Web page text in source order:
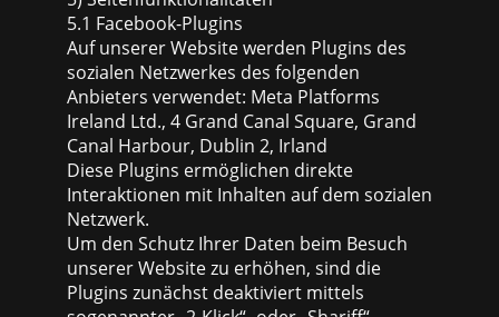
5.1 Facebook-Plugins
Auf unserer Website werden Plugins des
sozialen Netzwerkes des folgenden
Anbieters verwendet: Meta Platforms
Ireland Ltd., 4 Grand Canal Square, Grand
Canal Harbour, Dublin 2, Irland
Diese Plugins ermöglichen direkte
Interaktionen mit Inhalten auf dem sozialen
Netzwerk.
Um den Schutz Ihrer Daten beim Besuch
unserer Website zu erhöhen, sind die
Plugins zunächst deaktiviert mittels